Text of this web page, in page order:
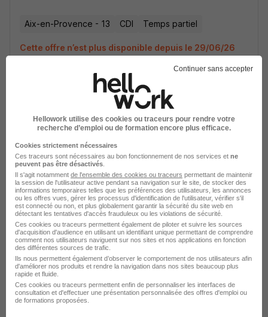
Aix-en-Provence - 13 CDI Temps partiel
Cette offre n’est plus disponible depuis le 29/06/26
Technicien de Prestations H/F
Aix-en-Provence - 13 CDI Temps partiel
Cette offre n’est plus disponible depuis le 29/06/26
Technicien de Prestations H/F
Continuer sans accepter
Hellowork utilise des cookies ou traceurs pour rendre votre
recherche d’emploi ou de formation encore plus efficace.
Cookies strictement nécessaires
Ces traceurs sont nécessaires au bon fonctionnement de nos services et ne
peuvent pas être désactivés
Il s'agit notamment de l'ensemble des cookies ou traceurs permettant de maintenir
la session de l'utilisateur active pendant sa navigation sur le site, de stocker des
informations temporaires telles que les préférences des utilisateurs, les annonces
ou les offres vues, gérer les processus d'identification de l'utilisateur, vérifier s'il
est connecté ou non, et plus globalement garantir la sécurité du site web en
détectant les tentatives d'accès frauduleux ou les violations de sécurité.
Ces cookies ou traceurs permettent également de piloter et suivre les sources
d'acquisition d'audience en utilisant un identifiant unique permettant de comprendre
comment nos utilisateurs naviguent sur nos sites et nos applications en fonction
des différentes sources de trafic.
Ils nous permettent également d’observer le comportement de nos utilisateurs afin
d'améliorer nos produits et rendre la navigation dans nos sites beaucoup plus
rapide et fluide.
Ces cookies ou traceurs permettent enfin de personnaliser les interfaces de
consultation et d'effectuer une présentation personnalisée des offres d'emploi ou
de formations proposées.